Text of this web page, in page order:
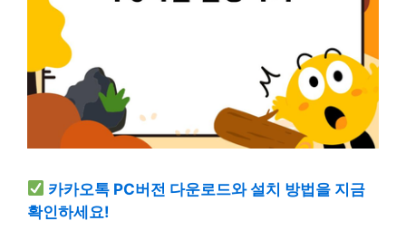
카카오톡 PC버전 다운로드와 설치 방법을 지금
확인하세요!